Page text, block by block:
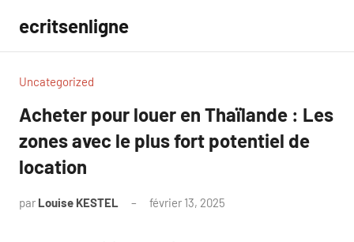
contenu
ecritsenligne
Uncategorized
Acheter pour louer en Thaïlande : Les
zones avec le plus fort potentiel de
location
par Louise KESTEL février 13, 2025